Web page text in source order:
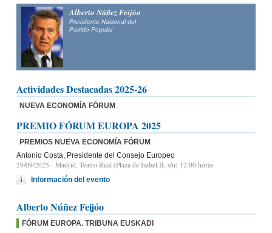
Alberto Núñez Feijóo
Presidente Nacional del
Partido Popular
Actividades Destacadas 2025-26
NUEVA ECONOMÍA FÓRUM
PREMIO FÓRUM EUROPA 2025
PREMIOS NUEVA ECONOMÍA FÓRUM
Antonio Costa, Presidente del Consejo Europeo
29/09/2025 - Madrid, Teatro Real (Plaza de Isabel II, s/n) 12:00 horas
Información del evento
Alberto Núñez Feijóo
FÓRUM EUROPA. TRIBUNA EUSKADI